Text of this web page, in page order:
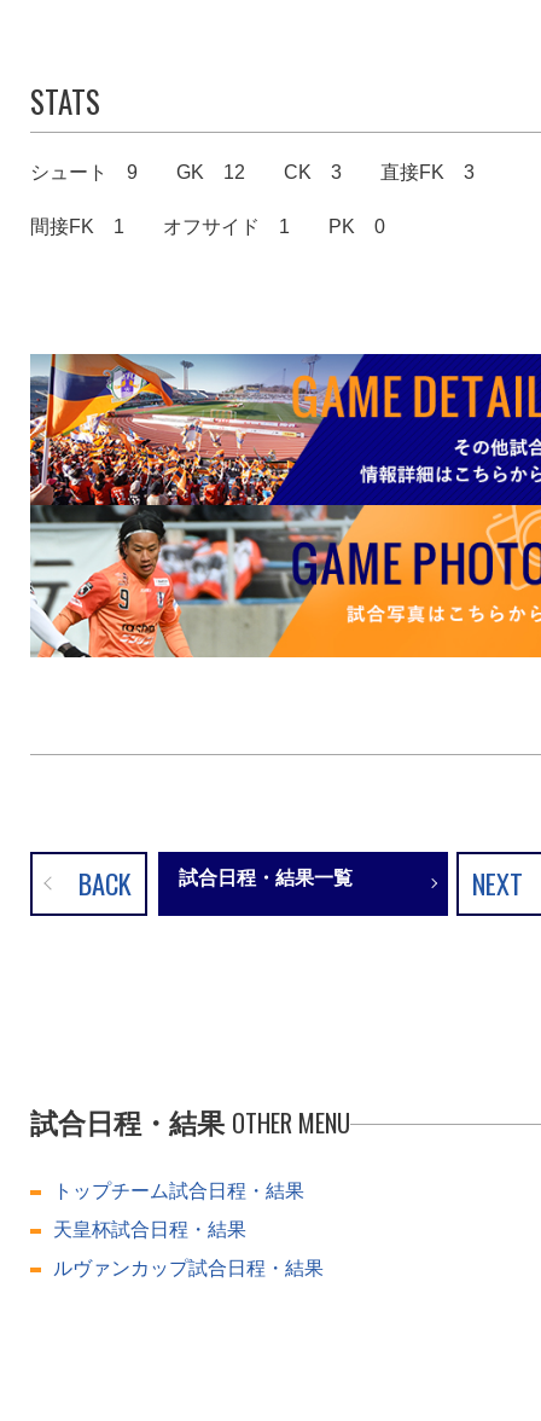
STATS
シュート 9 GK 12 CK 3 直接FK 3
間接FK 1 オフサイド 1 PK 0
BACK 試合日程・結果一覧 NEXT
試合日程・結果 OTHER MENU
トップチーム試合日程・結果
天皇杯試合日程・結果
ルヴァンカップ試合日程・結果